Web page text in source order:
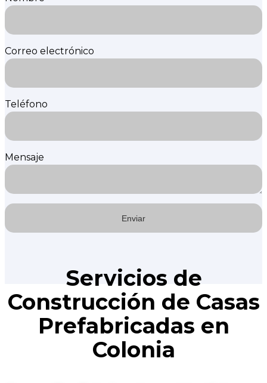
Correo electrónico
Teléfono
Mensaje
Servicios de
Construcción de Casas
Prefabricadas en
Colonia